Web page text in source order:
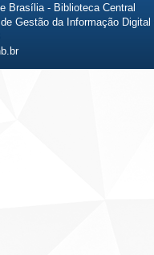
Brasília - Biblioteca Central
Gestão da Informação Digital